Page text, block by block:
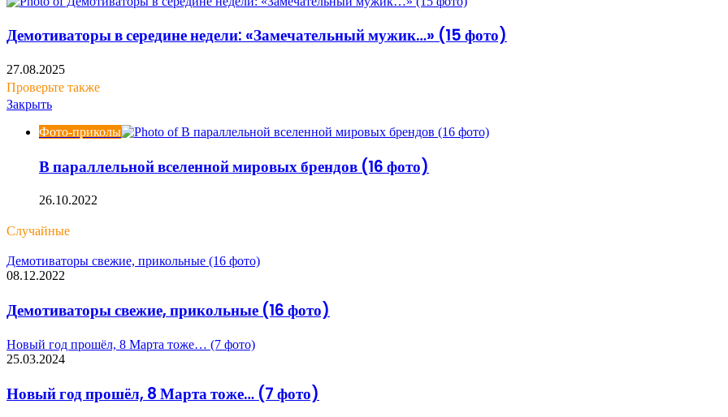
Демотиваторы в середине недели: «Замечательный мужик…» (15 фото)
27.08.2025
Проверьте также
Закрыть
Фото-приколы
В параллельной вселенной мировых брендов (16 фото)
26.10.2022
Случайные
Демотиваторы свежие, прикольные (16 фото)
08.12.2022
Демотиваторы свежие, прикольные (16 фото)
Новый год прошёл, 8 Марта тоже… (7 фото)
25.03.2024
Новый год прошёл, 8 Марта тоже… (7 фото)